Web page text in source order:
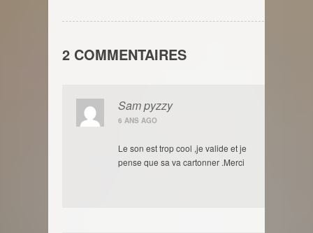
2 COMMENTAIRES
Sam pyzzy
6 ANS AGO
Le son est trop cool ,je valide et je
pense que sa va cartonner .Merci